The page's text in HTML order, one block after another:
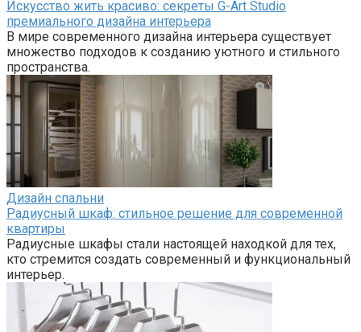
Дизайн спальни
Вешалки-плечики для верхней одежды: как выбрать и
сохранить одежду в отличном состоянии
Каждый из нас хочет, чтобы наши вещи сохраняли
опрятный внешний вид и служили как
Поиск:
Свежие записи
Доставка цветов: как выбрать букет для разных
событий
Срочная продажа квартиры: как распознать
мошенников и не потерять деньги
Профессиональные покрытия для маникюра: как
российское производство меняет индустрию
красоты
Шариковые опоры: сравнение винтовых и
линейных конструкций для промышленности
Умные римские шторы: как технологии меняют
привычный интерьер